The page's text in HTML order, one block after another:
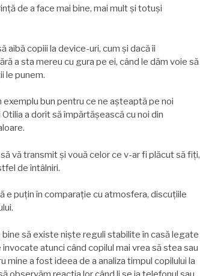
de a face mai bine, mai mult şi totuşi
copiii la device-uri, cum şi dacă îi
a sta mereu cu gura pe ei, când le dăm voie să
le punem.
bun pentru ce ne aşteaptă pe noi
a dorit să împărtăşească cu noi din
vă transmit şi vouă celor ce v-ar fi plăcut să fiți,
de întâlniri.
e puțin în comparație cu atmosfera, discuțiile
să existe nişte reguli stabilite în casă legate
atunci când copilul mai vrea să stea sau
mine a fost ideea de a analiza timpul copilului la